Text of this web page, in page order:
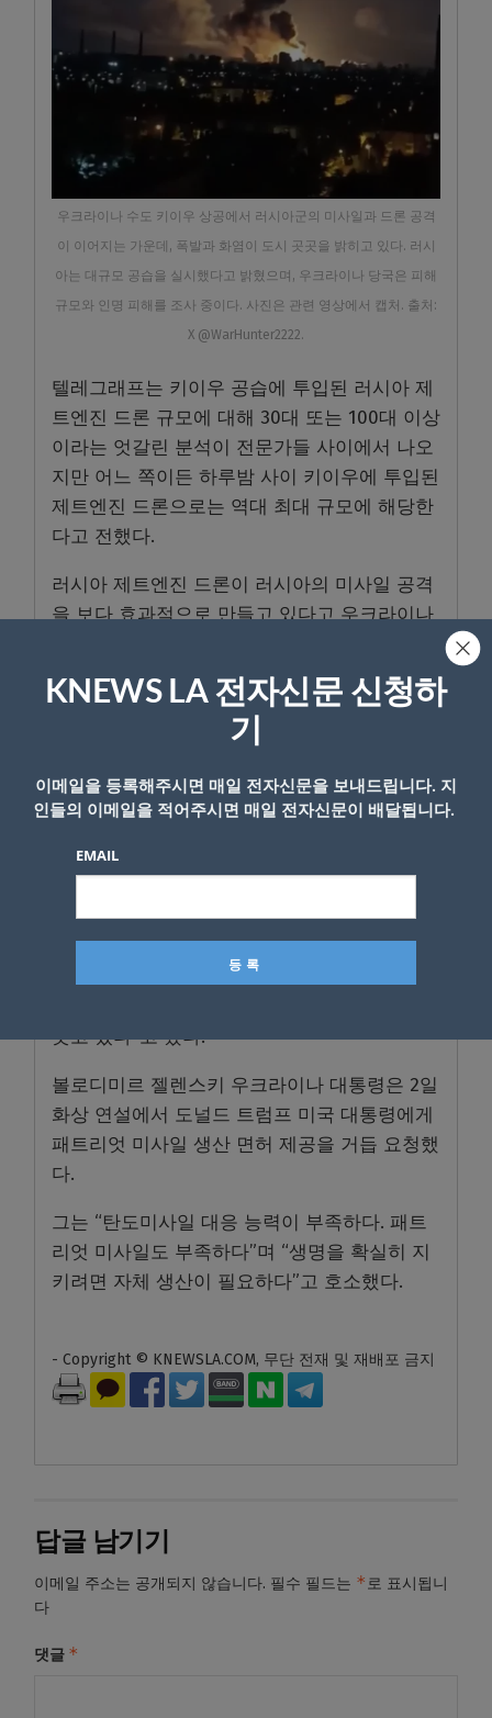
우크라이나 수도 키이우 상공에서 러시아군의 미사일과 드론 공격
이 이어지는 가운데, 폭발과 화염이 도시 곳곳을 밝히고 있다. 러시
아는 대규모 공습을 실시했다고 밝혔으며, 우크라이나 당국은 피해
규모와 인명 피해를 조사 중이다. 사진은 관련 영상에서 캡처. 출처:
X @WarHunter2222.
텔레그래프는 키이우 공습에 투입된 러시아 제
트엔진 드론 규모에 대해 30대 또는 100대 이상
이라는 엇갈린 분석이 전문가들 사이에서 나오
지만 어느 쪽이든 하루밤 사이 키이우에 투입된
제트엔진 드론으로는 역대 최대 규모에 해당한
다고 전했다.
러시아 제트엔진 드론이 러시아의 미사일 공격
을 보다 효과적으로 만들고 있다고 우크라이나
러시아 탄도미사일 28발 가운데 3발만 요격했
다.
우크라이나 군사 전문가인 올렉산드르 코발렌
코는 현지 언론에 “이번 공격은 제트엔진 드론
비중이 높았다는 점에서 최근 공격과 매우 다르
드론을 돌파할 수 있게 해준다”고 말했다.
이어 “러시아가 공격 밀도를 높이고 있다는 점
도 다른 공격과 다른 점”이라며 “과거에는 최대
1000기의 드론을 동원해 10~14시간 동안 공격
붓고 있다”고 했다.
볼로디미르 젤렌스키 우크라이나 대통령은 2일
화상 연설에서 도널드 트럼프 미국 대통령에게
패트리엇 미사일 생산 면허 제공을 거듭 요청했
다.
그는 “탄도미사일 대응 능력이 부족하다. 패트
리엇 미사일도 부족하다”며 “생명을 확실히 지
키려면 자체 생산이 필요하다”고 호소했다.
- Copyright © KNEWSLA.COM, 무단 전재 및 재배포 금지
답글 남기기
이메일 주소는 공개되지 않습니다. 필수 필드는 *로 표시됩니
다
댓글 *
KNEWS LA 전자신문 신청하
기
이메일을 등록해주시면 매일 전자신문을 보내드립니다. 지
인들의 이메일을 적어주시면 매일 전자신문이 배달됩니다.
EMAIL